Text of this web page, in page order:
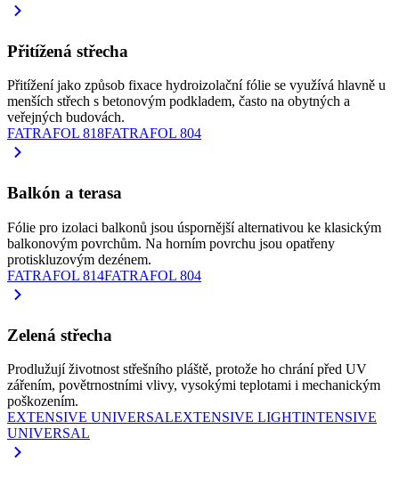
Přitížená střecha
Přitížení jako způsob fixace hydroizolační fólie se využívá hlavně u
menších střech s betonovým podkladem, často na obytných a
veřejných budovách.
FATRAFOL 818FATRAFOL 804
Balkón a terasa
Fólie pro izolaci balkonů jsou úspornější alternativou ke klasickým
balkonovým povrchům. Na horním povrchu jsou opatřeny
protiskluzovým dezénem.
FATRAFOL 814FATRAFOL 804
Zelená střecha
Prodlužují životnost střešního pláště, protože ho chrání před UV
zářením, povětrnostními vlivy, vysokými teplotami i mechanickým
poškozením.
EXTENSIVE UNIVERSALEXTENSIVE LIGHTINTENSIVE
UNIVERSAL